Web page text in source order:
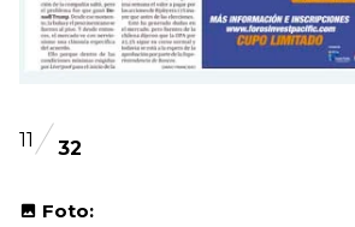
11 32
Foto: